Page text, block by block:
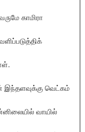
காமிரா
இந்தளவுக்கு வெட்கம்
வாயில்